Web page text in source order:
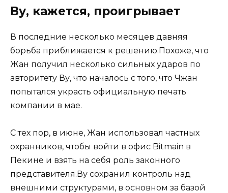
Ву, кажется, проигрывает
В последние несколько месяцев давняя
борьба приближается к решению.Похоже, что
Жан получил несколько сильных ударов по
авторитету Ву, что началось с того, что Чжан
попытался украсть официальную печать
компании в мае.
С тех пор, в июне, Жан использовал частных
охранников, чтобы войти в офис Bitmain в
Пекине и взять на себя роль законного
представителя.Ву сохранил контроль над
внешними структурами, в основном за базой